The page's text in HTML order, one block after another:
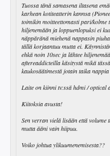
Tuossa tänä samasena iltasena
karhean kotiteatterin kannsa
toimikin moitteettomasti pari/kolme
hiljenemään ja loppuenlopuksi ei
näppäränä miehenä nappasin
tällä korjaantuu mutta ei.
ehkä noin 10sec ja lähtee
aftereaddicteilla käsitystä mikä
kaukosäätimestä jotain taika
Laite on kiinni tv:ssä hdmi / optical
Kiitoksia avusta!
Sen verran vielä lisään että volume
mutta ääni vain hiipuu.
Voiko johtua ylikuumenemisesta??